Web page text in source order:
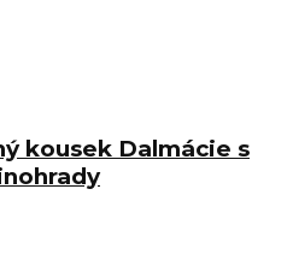
kousek Dalmácie s